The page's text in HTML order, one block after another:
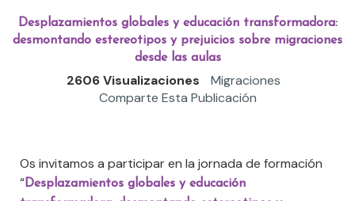
Desplazamientos globales y educación transformadora:
desmontando estereotipos y prejuicios sobre migraciones
desde las aulas
2606 Visualizaciones
Migraciones
Comparte Esta Publicación
Os invitamos a participar en la jornada de formación
“Desplazamientos globales y educación